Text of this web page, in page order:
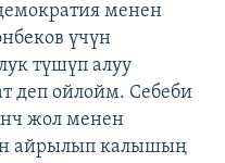
менен
үчүн
түшүп алуу
деп ойлойм. Себеби
жол менен
айрылып калышың